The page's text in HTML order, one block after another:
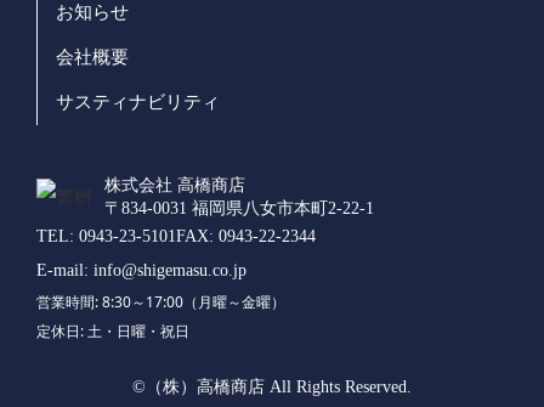
お知らせ
会社概要
サスティナビリティ
株式会社 高橋商店
〒834-0031 福岡県八女市本町2-22-1
TEL: 0943-23-5101 FAX: 0943-22-2344
E-mail: info@shigemasu.co.jp
営業時間: 8:30～17:00（月曜～金曜）
定休日: 土・日曜・祝日
©（株）高橋商店 All Rights Reserved.